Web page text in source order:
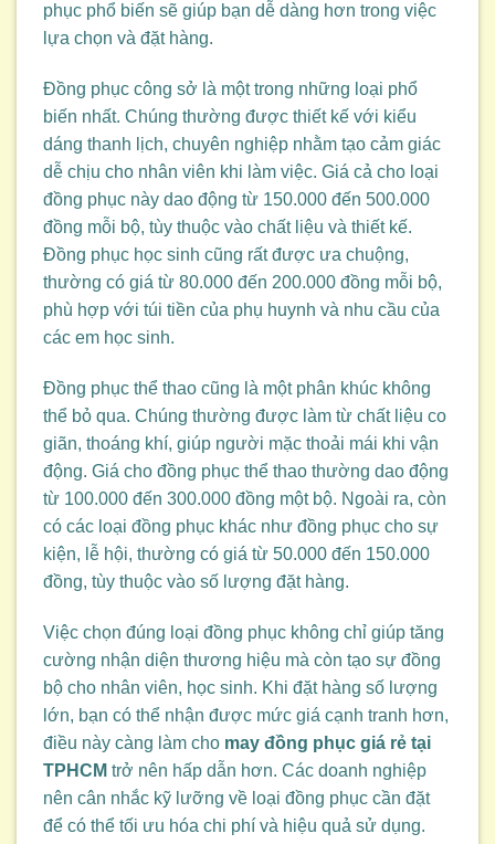
phục phổ biến sẽ giúp bạn dễ dàng hơn trong việc
lựa chọn và đặt hàng.
Đồng phục công sở là một trong những loại phổ
biến nhất. Chúng thường được thiết kế với kiểu
dáng thanh lịch, chuyên nghiệp nhằm tạo cảm giác
dễ chịu cho nhân viên khi làm việc. Giá cả cho loại
đồng phục này dao động từ 150.000 đến 500.000
đồng mỗi bộ, tùy thuộc vào chất liệu và thiết kế.
Đồng phục học sinh cũng rất được ưa chuộng,
thường có giá từ 80.000 đến 200.000 đồng mỗi bộ,
phù hợp với túi tiền của phụ huynh và nhu cầu của
các em học sinh.
Đồng phục thể thao cũng là một phân khúc không
thể bỏ qua. Chúng thường được làm từ chất liệu co
giãn, thoáng khí, giúp người mặc thoải mái khi vận
động. Giá cho đồng phục thể thao thường dao động
từ 100.000 đến 300.000 đồng một bộ. Ngoài ra, còn
có các loại đồng phục khác như đồng phục cho sự
kiện, lễ hội, thường có giá từ 50.000 đến 150.000
đồng, tùy thuộc vào số lượng đặt hàng.
Việc chọn đúng loại đồng phục không chỉ giúp tăng
cường nhận diện thương hiệu mà còn tạo sự đồng
bộ cho nhân viên, học sinh. Khi đặt hàng số lượng
lớn, bạn có thể nhận được mức giá cạnh tranh hơn,
điều này càng làm cho may đồng phục giá rẻ tại
TPHCM trở nên hấp dẫn hơn. Các doanh nghiệp
nên cân nhắc kỹ lưỡng về loại đồng phục cần đặt
để có thể tối ưu hóa chi phí và hiệu quả sử dụng.